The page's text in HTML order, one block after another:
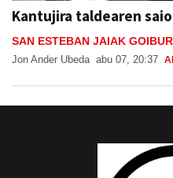
Kantujira taldearen
SAN ESTEBAN JAIAK
Jon Ander Ubeda abu 07, 20:37